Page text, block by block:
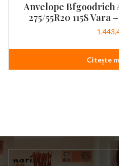
Anvelope Bfgoodrich
275/55R20 115S Vara
Citește